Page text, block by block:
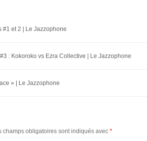
#1 et 2 | Le Jazzophone
: Kokoroko vs Ezra Collective | Le Jazzophone
» | Le Jazzophone
champs obligatoires sont indiqués avec *